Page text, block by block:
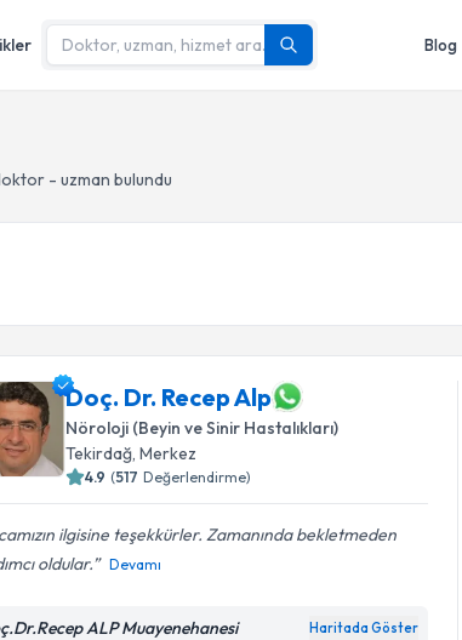
Blog
- uzman bulundu
Doç. Dr. Recep Alp
Nöroloji (Beyin ve Sinir Hastalıkları)
Tekirdağ, Merkez
4.9 (517 Değerlendirme)
ilgisine teşekkürler. Zamanında bekletmeden
oldular.
Devamı
ALP Muayenehanesi Haritada Göster